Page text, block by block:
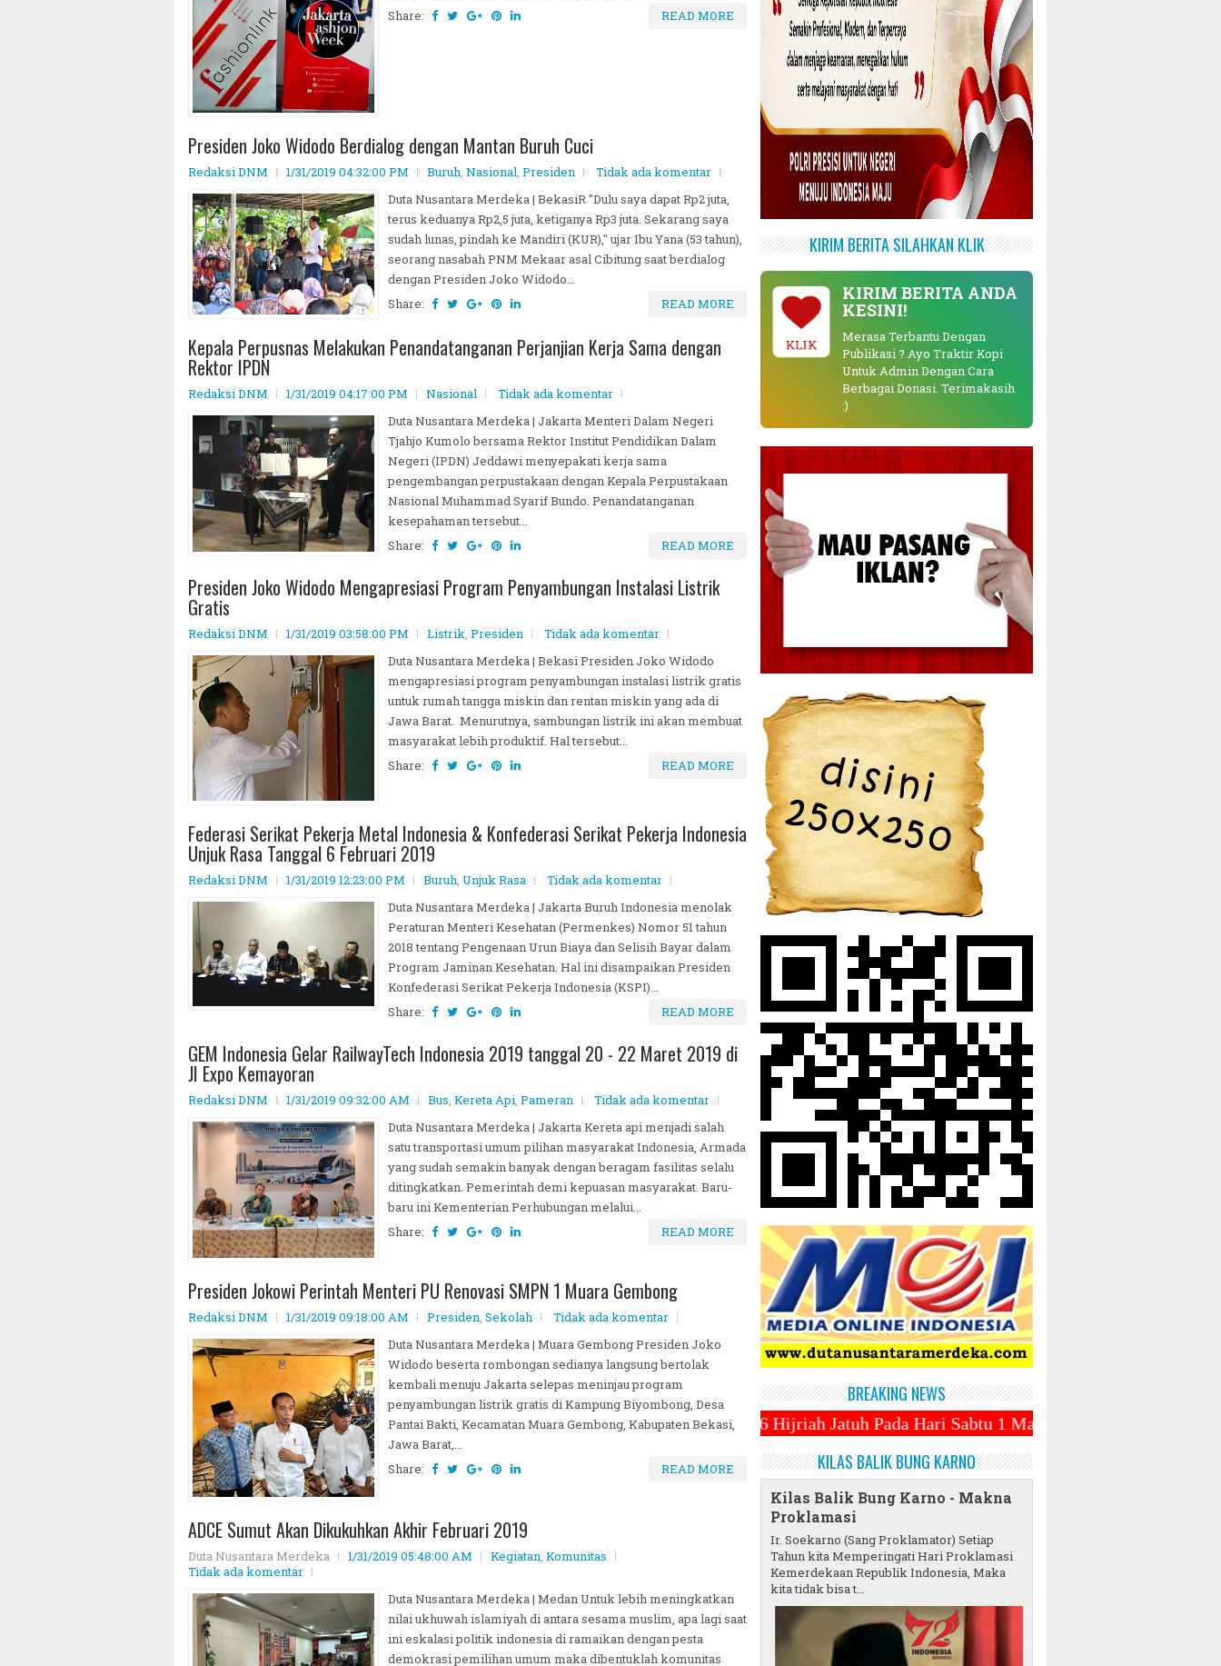
Share:
READ MORE
Presiden Joko Widodo Berdialog dengan Mantan Buruh Cuci
Redaksi DNM 1/31/2019 04:32:00 PM Buruh, Nasional, Presiden
Tidak ada komentar
Duta Nusantara Merdeka | BekasiR "Dulu saya dapat Rp2 juta,
terus keduanya Rp2,5 juta, ketiganya Rp3 juta. Sekarang saya
sudah lunas, pindah ke Mandiri (KUR)," ujar Ibu Yana (53 tahun),
seorang nasabah PNM Mekaar asal Cibitung saat berdialog
dengan Presiden Joko Widodo...
Share:
READ MORE
Kepala Perpusnas Melakukan Penandatanganan Perjanjian Kerja Sama dengan
Rektor IPDN
Redaksi DNM 1/31/2019 04:17:00 PM Nasional
Tidak ada komentar
Duta Nusantara Merdeka | Jakarta Menteri Dalam Negeri
Tjahjo Kumolo bersama Rektor Institut Pendidikan Dalam
Negeri (IPDN) Jeddawi menyepakati kerja sama
pengembangan perpustakaan dengan Kepala Perpustakaan
Nasional Muhammad Syarif Bundo. Penandatanganan
kesepahaman tersebut...
Share:
READ MORE
Presiden Joko Widodo Mengapresiasi Program Penyambungan Instalasi Listrik
Gratis
Redaksi DNM 1/31/2019 03:58:00 PM Listrik, Presiden
Tidak ada komentar
Duta Nusantara Merdeka | Bekasi Presiden Joko Widodo
mengapresiasi program penyambungan instalasi listrik gratis
untuk rumah tangga miskin dan rentan miskin yang ada di
Jawa Barat. Menurutnya, sambungan listrik ini akan membuat
masyarakat lebih produktif. Hal tersebut...
Share:
READ MORE
Federasi Serikat Pekerja Metal Indonesia & Konfederasi Serikat Pekerja Indonesia
Unjuk Rasa Tanggal 6 Februari 2019
Redaksi DNM 1/31/2019 12:23:00 PM Buruh, Unjuk Rasa
Tidak ada komentar
Duta Nusantara Merdeka | Jakarta Buruh Indonesia menolak
Peraturan Menteri Kesehatan (Permenkes) Nomor 51 tahun
2018 tentang Pengenaan Urun Biaya dan Selisih Bayar dalam
Program Jaminan Kesehatan. Hal ini disampaikan Presiden
Konfederasi Serikat Pekerja Indonesia (KSPI)...
Share:
READ MORE
GEM Indonesia Gelar RailwayTech Indonesia 2019 tanggal 20 - 22 Maret 2019 di
JI Expo Kemayoran
Redaksi DNM 1/31/2019 09:32:00 AM Bus, Kereta Api, Pameran
Tidak ada komentar
Duta Nusantara Merdeka | Jakarta Kereta api menjadi salah
satu transportasi umum pilihan masyarakat Indonesia, Armada
yang sudah semakin banyak dengan beragam fasilitas selalu
ditingkatkan. Pemerintah demi kepuasan masyarakat. Baru-
baru ini Kementerian Perhubungan melalui...
Share:
READ MORE
Presiden Jokowi Perintah Menteri PU Renovasi SMPN 1 Muara Gembong
Redaksi DNM 1/31/2019 09:18:00 AM Presiden, Sekolah
Tidak ada komentar
Duta Nusantara Merdeka | Muara Gembong Presiden Joko
Widodo beserta rombongan sedianya langsung bertolak
kembali menuju Jakarta selepas meninjau program
penyambungan listrik gratis di Kampung Biyombong, Desa
Pantai Bakti, Kecamatan Muara Gembong, Kabupaten Bekasi,
Jawa Barat,...
Share:
READ MORE
ADCE Sumut Akan Dikukuhkan Akhir Februari 2019
Duta Nusantara Merdeka 1/31/2019 05:48:00 AM Kegiatan, Komunitas
Tidak ada komentar
Duta Nusantara Merdeka | Medan Untuk lebih meningkatkan
nilai ukhuwah islamiyah di antara sesama muslim, apa lagi saat
ini eskalasi politik indonesia di ramaikan dengan pesta
demokrasi pemilihan umum maka dibentuklah komunitas
KIRIM BERITA SILAHKAN KLIK
KLIK
KIRIM BERITA ANDA
KESINI!
Merasa Terbantu Dengan
Publikasi ? Ayo Traktir Kopi
Untuk Admin Dengan Cara
Berbagai Donasi. Terimakasih
:)
BREAKING NEWS
~||~ Muhammadiyah Tetapkan 1 Ramadhan 1446 Hijriah Jatuh Pada Hari Sabtu 1 Maret 2025 ~||~ 1 Syawal Jatuh Pada
KILAS BALIK BUNG KARNO
Kilas Balik Bung Karno - Makna
Proklamasi
Ir. Soekarno (Sang Proklamator) Setiap
Tahun kita Memperingati Hari Proklamasi
Kemerdekaan Republik Indonesia, Maka
kita tidak bisa t...